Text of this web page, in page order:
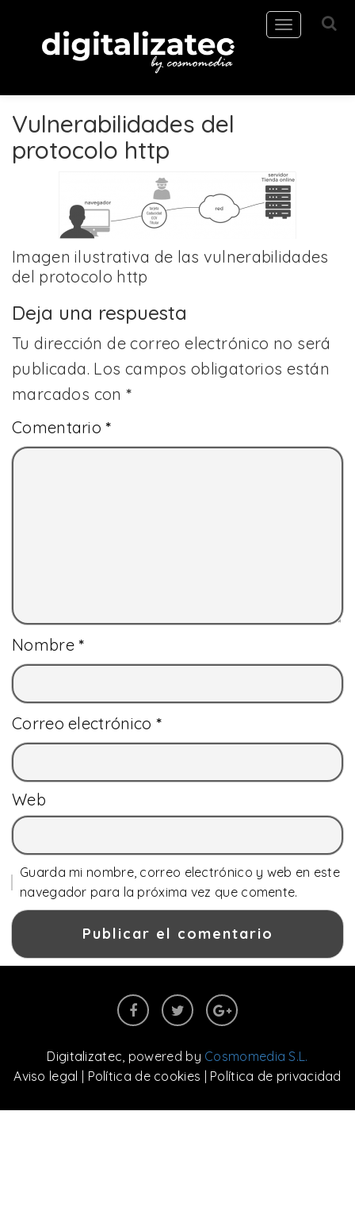
Toggle
navigation
Vulnerabilidades del
protocolo http
Imagen ilustrativa de las vulnerabilidades
del protocolo http
Deja una respuesta
Tu dirección de correo electrónico no será
publicada. Los campos obligatorios están
marcados con*
Comentario*
Nombre*
Correo electrónico *
Web
Guarda mi nombre, correo electrónico y web en este
navegador para la próxima vez que comente.
Digitalizatec , powered by Cosmomedia S.L.
Aviso legal | Política de cookies | Política de privacidad